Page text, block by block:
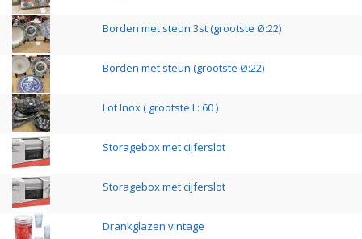
Borden met steun 3st (grootste Ø:22)
Borden met steun (grootste Ø:22)
Lot Inox ( grootste L: 60 )
Storagebox met cijferslot
Storagebox met cijferslot
Drankglazen vintage